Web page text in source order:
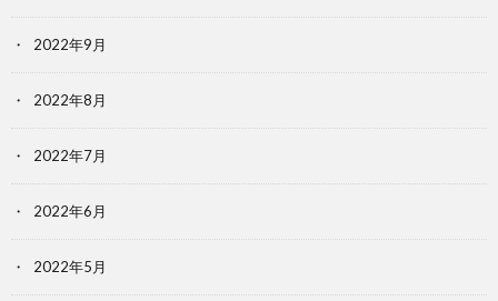
2022年9月
2022年8月
2022年7月
2022年6月
2022年5月